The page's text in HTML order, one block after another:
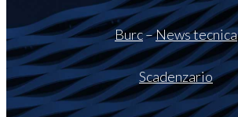
Burc–News tecnica
Scadenzario